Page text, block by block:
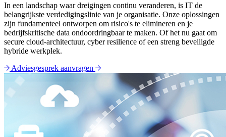
In een landschap waar dreigingen continu veranderen, is IT de
belangrijkste verdedigingslinie van je organisatie. Onze oplossingen
zijn fundamenteel ontworpen om risico's te elimineren en je
bedrijfskritische data ondoordringbaar te maken. Of het nu gaat om
secure cloud-architectuur, cyber resilience of een streng beveiligde
hybride werkplek.
Adviesgesprek aanvragen